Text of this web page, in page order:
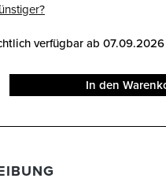
verfügbar ab 07.09.2026
In den